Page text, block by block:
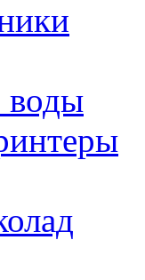
воды